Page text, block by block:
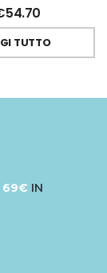
54.70
TUTTO
69€ IN